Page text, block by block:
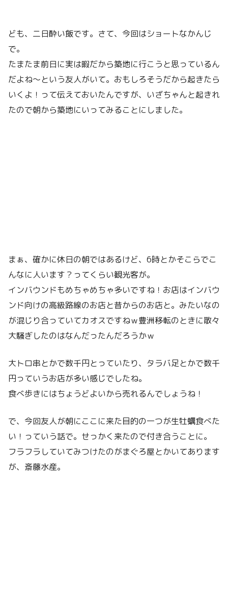
ども、二日酔い飯です。さて、今回はショートなかんじ
で。
たまたま前日に実は暇だから築地に行こうと思っているん
だよね〜という友人がいて。おもしろそうだから起きたら
いくよ！って伝えておいたんですが、いざちゃんと起きれ
たので朝から築地にいってみることにしました。
まぁ、確かに休日の朝ではあるけど、6時とかそこらでこ
んなに人います？ってくらい観光客が。
インバウンドもめちゃめちゃ多いですね！お店はインバウ
ンド向けの高級路線のお店と昔からのお店と。みたいなの
が混じり合っていてカオスですねｗ豊洲移転のときに散々
大騒ぎしたのはなんだったんだろうかｗ
大トロ串とかで数千円とっていたり、タラバ足とかで数千
円っていうお店が多い感じでしたね。
食べ歩きにはちょうどよいから売れるんでしょうね！
で、今回友人が朝にここに来た目的の一つが生牡蠣食べた
い！っていう話で。せっかく来たので付き合うことに。
フラフラしていてみつけたのがまぐろ屋とかいてあります
が、斎藤水産。